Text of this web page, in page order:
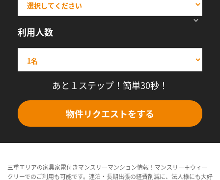
利用人数
あと１ステップ！簡単30秒！
物件リクエストをする
三重エリアの家具家電付きマンスリーマンション情報！マンスリー＋ウィー
クリーでのご利用も可能です。連泊・長期出張の経費削減に、法人様にも大好